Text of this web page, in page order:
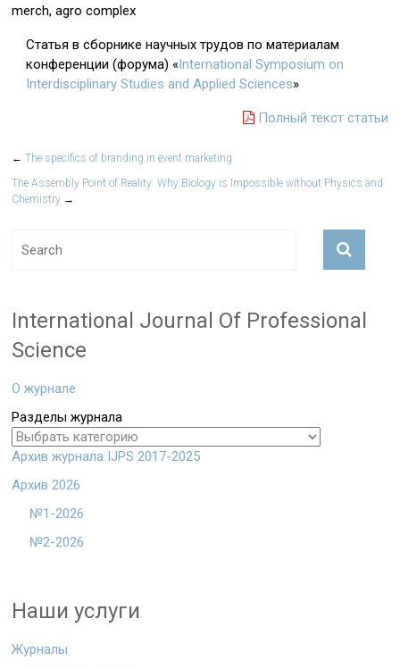
merch, agro complex
Статья в сборнике научных трудов по материалам
конференции (форума) «International Symposium on
Interdisciplinary Studies and Applied Sciences»
Полный текст статьи
← The specifics of branding in event marketing
The Assembly Point of Reality: Why Biology is Impossible without Physics and
Chemistry →
International Journal Of Professional
Science
О журнале
Разделы журнала
Архив журнала IJPS 2017-2025
Архив 2026
№1-2026
№2-2026
Наши услуги
Журналы